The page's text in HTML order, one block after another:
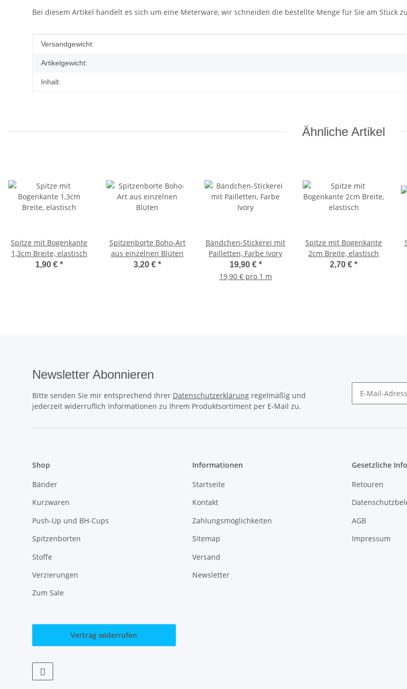
Bei diesem Artikel handelt es sich um eine Meterware, wir schneiden die bestellte Menge für Sie am Stück
Produkteigenschaft
Wert
Versandgewicht:
Artikelgewicht:
Inhalt:
Ähnliche Artikel
Spitze mit Bogenkante
1,3cm Breite, elastisch
1,90 € *
Spitzenborte Boho-Art
aus einzelnen Blüten
3,20 € *
Bändchen-Stickerei mit
Pailletten, Farbe Ivory
19,90 € *
19,90 € pro 1 m
Spitze mit Bogenkante
2cm Breite, elastisch
2,70 € *
Newsletter Abonnieren
Bitte senden Sie mir entsprechend Ihrer Datenschutzerklärung regelmäßig und
jederzeit widerruflich Informationen zu Ihrem Produktsortiment per E-Mail zu.
Shop
Bänder
Kurzwaren
Push-Up und BH-Cups
Spitzenborten
Stoffe
Verzierungen
Zum Sale
Informationen
Startseite
Kontakt
Zahlungsmöglichkeiten
Sitemap
Versand
Newsletter
Gesetzliche
Retouren
AGB
Impressum
Vertrag widerrufen